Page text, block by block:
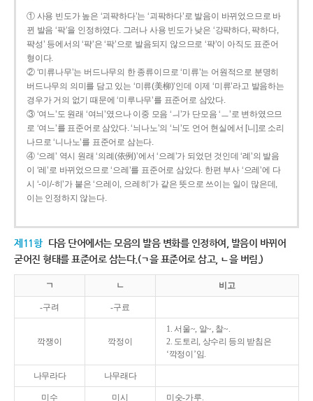
① 사용 빈도가 높은 ‘괴퍅하다’는 ‘괴팍하다’로 발음이 바뀌었으므로 바
뀐 발음 ‘팍’을 인정하였다. 그러나 사용 빈도가 낮은 ‘강퍅하다, 퍅하다,
퍅성’ 등에서의 ‘퍅’은 ‘팍’으로 발음되지 않으므로 ‘퍅’이 아직도 표준어
형이다.
② ‘미류나무’는 버드나무의 한 종류이므로 ‘미류’는 어원적으로 분명히
버드나무의 의미를 담고 있는 ‘미류(美柳)’인데 이제 ‘미류’라고 발음하는
경우가 거의 없기 때문에 ‘미루나무’를 표준어로 삼았다.
③ ‘여느’도 원래 ‘여늬’였으나 이중 모음 ‘ㅢ’가 단모음 ‘ㅡ’로 변하였으므
로 ‘여느’를 표준어로 삼았다. ‘늬나노’의 ‘늬’도 언어 현실에서 [니]로 소리
나므로 ‘니나노’를 표준어로 삼는다.
④ ‘으례’ 역시 원래 ‘의례(依例)’에서 ‘으례’가 되었던 것인데 ‘례’의 발음
이 ‘레’로 바뀌었으므로 ‘으레’를 표준어로 삼았다. 한편 부사 ‘으레’에 다
시 ‘-이/-히’가 붙은 ‘으레이, 으레히’가 같은 뜻으로 쓰이는 일이 많은데,
이는 인정하지 않는다.
제11항 다음 단어에서는 모음의 발음 변화를 인정하여, 발음이 바뀌어
굳어진 형태를 표준어로 삼는다.(ㄱ을 표준어로 삼고, ㄴ을 버림.)
ㄱ ㄴ 비고
-구려 -구료
깍쟁이 깍정이
1. 서울~, 알~, 찰~.
2. 도토리, 상수리 등의 받침은
‘깍정이’임.
나무라다 나무래다
미수 미시 미숫-가루.